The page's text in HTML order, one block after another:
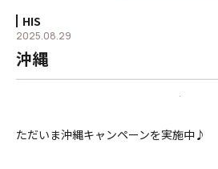
HIS
2025.08.29
沖縄
ただいま沖縄キャンペーンを実施中♪